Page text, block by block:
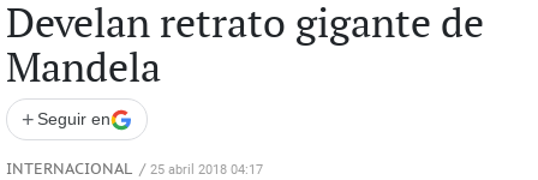
Develan retrato gigante de
Mandela
+ Seguir en
INTERNACIONAL / 25 abril 2018 04:17